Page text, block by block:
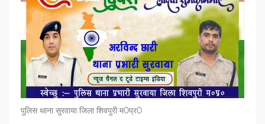
पुलिस थाना सुरवाया जिला शिवपुरी म0प्र0